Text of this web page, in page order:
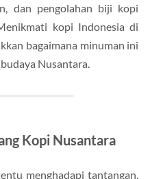
dan pengolahan biji kopi
kopi Indonesia di
bagaimana minuman ini
Nusantara.
Kopi Nusantara
menghadapi tantangan,